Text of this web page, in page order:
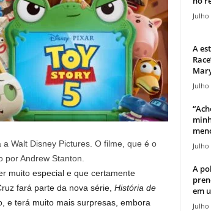
Walt Disney Pictures. O filme, que é o
Andrew Stanton.
muito especial e que certamente
fará parte da nova série, História de
e terá muito mais surpresas, embora
Julho
A
Julho
Julho
A
em
Julho